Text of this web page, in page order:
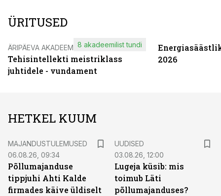
ÜRITUSED
ÄRIPÄEVA AKADEEMIA
Tehisintellekti meistriklass
juhtidele - vundament
8 akadeemilist tundi
2026
HETKEL KUUM
MAJANDUSTULEMUSED
06.08.26, 09:34
Põllumajanduse
tippjuhi Ahti Kalde
firmades käive üldiselt
UUDISED
03.08.26, 12:00
Lugeja küsib: mis
toimub Läti
põllumajanduses?